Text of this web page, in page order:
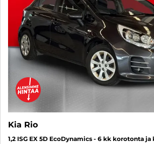
Kia Rio
1,2 ISG EX 5D EcoDynamics - 6 kk korotonta